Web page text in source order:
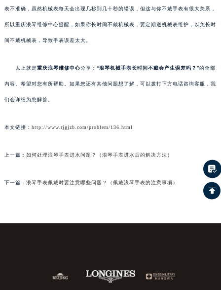
表不准确，虽然机械表每天会出现几秒到几十秒的错误，但这与你不戴手表有很大关系，
所以重庆浪琴维修中心提醒，如果你长时间不戴机械表，要定期送机械表维护，以免长时
间不戴机械表，导致手表误差太大。
以上就是重庆浪琴维修中心分享：“浪琴机械手表长时间不戴会产生误差吗？ ”的全部
内容。希望对您有所帮助。如果您还有其他问题想了解，可以拨打下方电话咨询客服，我
们会详细为您解答。
本文链接： http://www.rjgjzb.com/problem/136.html
上一篇： 如何处理浪琴手表进水问题？（浪琴手表进水后的解决方法）
下一篇： 浪琴手表佩戴时要注意哪些问题？（佩戴浪琴手表的注意事项）